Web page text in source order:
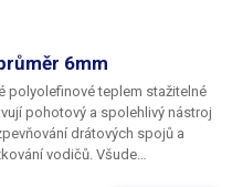
6mm
polyolefinové teplem stažitelné
pohotový a spolehlivý nástroj
drátových spojů a
vodičů. Všude